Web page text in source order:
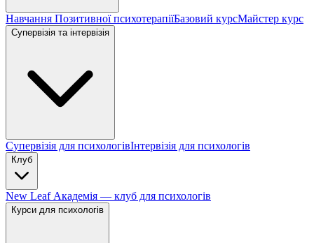
Навчання Позитивної психотерапіїБазовий курсМайстер курс
Супервізія та інтервізія
Супервізія для психологівІнтервізія для психологів
Клуб
New Leaf Академія — клуб для психологів
Курси для психологів